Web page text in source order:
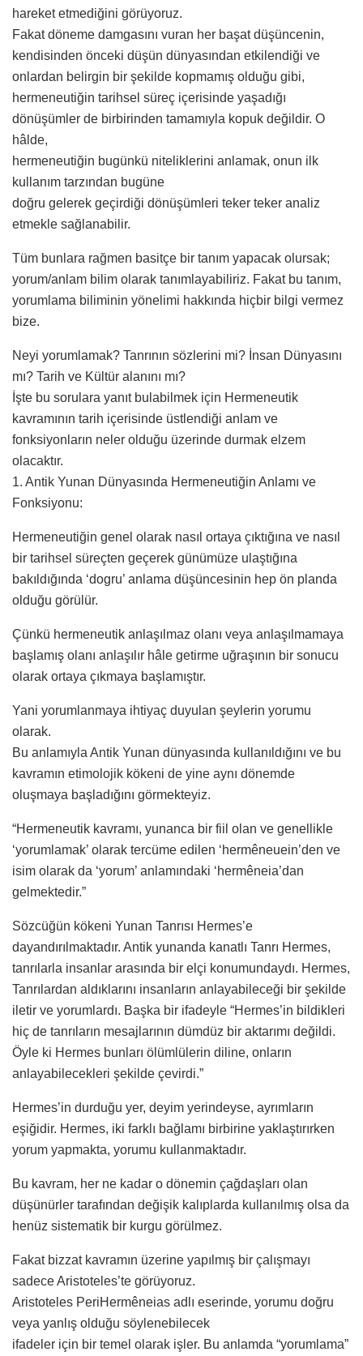
hareket etmediğini görüyoruz.
Fakat döneme damgasını vuran her başat düşüncenin,
kendisinden önceki düşün dünyasından etkilendiği ve
onlardan belirgin bir şekilde kopmamış olduğu gibi,
hermeneutiğin tarihsel süreç içerisinde yaşadığı
dönüşümler de birbirinden tamamıyla kopuk değildir. O
hâlde,
hermeneutiğin bugünkü niteliklerini anlamak, onun ilk
kullanım tarzından bugüne
doğru gelerek geçirdiği dönüşümleri teker teker analiz
etmekle sağlanabilir.
Tüm bunlara rağmen basitçe bir tanım yapacak olursak;
yorum/anlam bilim olarak tanımlayabiliriz. Fakat bu tanım,
yorumlama biliminin yönelimi hakkında hiçbir bilgi vermez
bize.
Neyi yorumlamak? Tanrının sözlerini mi? İnsan Dünyasını
mı? Tarih ve Kültür alanını mı?
İşte bu sorulara yanıt bulabilmek için Hermeneutik
kavramının tarih içerisinde üstlendiği anlam ve
fonksiyonların neler olduğu üzerinde durmak elzem
olacaktır.
1. Antik Yunan Dünyasında Hermeneutiğin Anlamı ve
Fonksiyonu:
Hermeneutiğin genel olarak nasıl ortaya çıktığına ve nasıl
bir tarihsel süreçten geçerek günümüze ulaştığına
bakıldığında ‘dogru’ anlama düşüncesinin hep ön planda
olduğu görülür.
Çünkü hermeneutik anlaşılmaz olanı veya anlaşılmamaya
başlamış olanı anlaşılır hâle getirme uğraşının bir sonucu
olarak ortaya çıkmaya başlamıştır.
Yani yorumlanmaya ihtiyaç duyulan şeylerin yorumu
olarak.
Bu anlamıyla Antik Yunan dünyasında kullanıldığını ve bu
kavramın etimolojik kökeni de yine aynı dönemde
oluşmaya başladığını görmekteyiz.
“Hermeneutik kavramı, yunanca bir fiil olan ve genellikle
‘yorumlamak’ olarak tercüme edilen ‘hermêneuein’den ve
isim olarak da ‘yorum’ anlamındaki ‘hermêneia’dan
gelmektedir.”
Sözcüğün kökeni Yunan Tanrısı Hermes’e
dayandırılmaktadır. Antik yunanda kanatlı Tanrı Hermes,
tanrılarla insanlar arasında bir elçi konumundaydı. Hermes,
Tanrılardan aldıklarını insanların anlayabileceği bir şekilde
iletir ve yorumlardı. Başka bir ifadeyle “Hermes’in bildikleri
hiç de tanrıların mesajlarının dümdüz bir aktarımı değildi.
Öyle ki Hermes bunları ölümlülerin diline, onların
anlayabilecekleri şekilde çevirdi.”
Hermes’in durduğu yer, deyim yerindeyse, ayrımların
eşiğidir. Hermes, iki farklı bağlamı birbirine yaklaştırırken
yorum yapmakta, yorumu kullanmaktadır.
Bu kavram, her ne kadar o dönemin çağdaşları olan
düşünürler tarafından değişik kalıplarda kullanılmış olsa da
henüz sistematik bir kurgu görülmez.
Fakat bizzat kavramın üzerine yapılmış bir çalışmayı
sadece Aristoteles’te görüyoruz.
Aristoteles PeriHermêneias adlı eserinde, yorumu doğru
veya yanlış olduğu söylenebilecek
ifadeler için bir temel olarak işler. Bu anlamda “yorumlama”